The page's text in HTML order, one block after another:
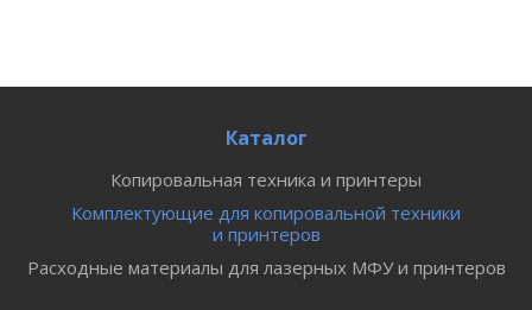
Каталог
Копировальная техника и принтеры
Комплектующие для копировальной техники
и принтеров
Расходные материалы для лазерных МФУ и принтеров